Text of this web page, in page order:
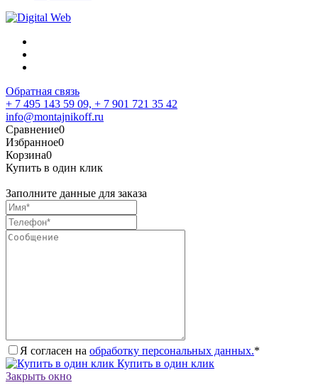
Обратная связь
+ 7 495 143 59 09, + 7 901 721 35 42
info@montajnikoff.ru
Сравнение0
Избранное0
Корзина0
Купить в один клик
Заполните данные для заказа
Я согласен на обработку персональных данных.*
Купить в один клик
Закрыть окно